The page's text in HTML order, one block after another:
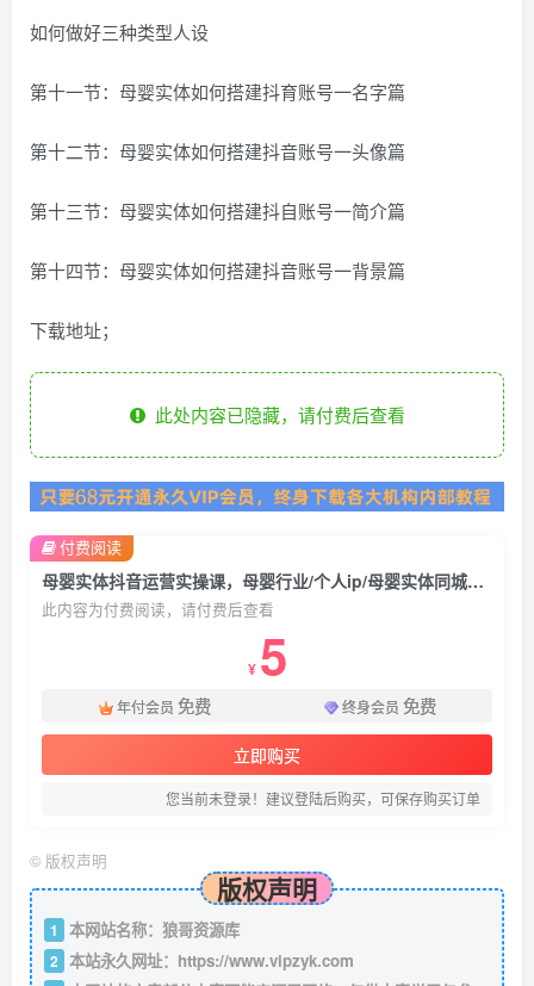
如何做好三种类型人设
第十一节：母婴实体如何搭建抖育账号一名字篇
第十二节：母婴实体如何搭建抖音账号一头像篇
第十三节：母婴实体如何搭建抖自账号一简介篇
第十四节：母婴实体如何搭建抖音账号一背景篇
下载地址；
此处内容已隐藏，请付费后查看
母婴实体抖音运营实操课，母婴行业/个人ip/母婴实体同城号，帮助母婴实体在短视频做出新增长
此内容为付费阅读，请付费后查看
¥ 5
年付会员 免费 终身会员 免费
立即购买
您当前未登录！建议登陆后购买，可保存购买订单
付费阅读
© 版权声明
版权声明
1 本网站名称：狼哥资源库
2 本站永久网址： https://www.vipzyk.com